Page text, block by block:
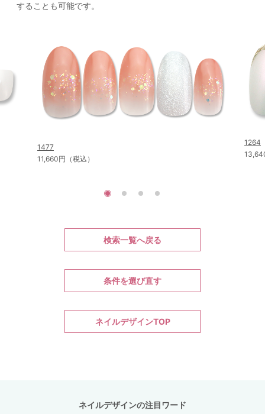
することも可能です。
1477
11,660円（税込）
1264
検索一覧へ戻る
条件を選び直す
ネイルデザインTOP
ネイルデザインの注目ワード